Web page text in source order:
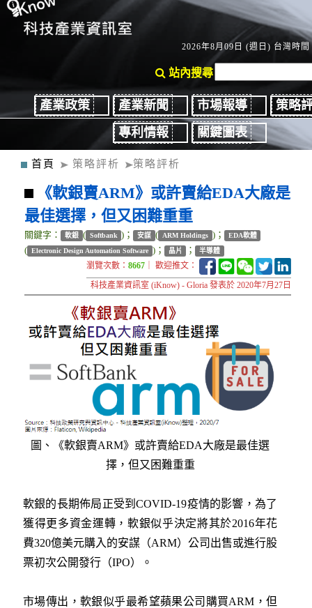
2026年8月09日 (週日) 台灣時間
站內搜尋
產業政策 產業新聞 市場報導
策略
專利情報
關鍵圖表
首頁 策略評析 策略評析
《軟銀賣ARM》或許賣給EDA大廠是
最佳選擇，但又困難重重
關鍵字： 軟銀 ( Softbank )； 安謀 ( ARM Holdings )； EDA軟體
( Electronic Design Automation Software )； 晶片 ； 半導體
瀏覽次數：8667 ｜ 歡迎推文：
科技產業資訊室 (iKnow) - Gloria 發表於 2020年7月27日
圖、《軟銀賣ARM》或許賣給EDA大廠是最佳選
擇，但又困難重重
軟銀的長期佈局正受到COVID-19疫情的影響，為了
獲得更多資金運轉，軟銀似乎決定將其於2016年花
費320億美元購入的安謀（ARM）公司出售或進行股
票初次公開發行（IPO）。
市場傳出，軟銀似乎最希望蘋果公司購買ARM，但